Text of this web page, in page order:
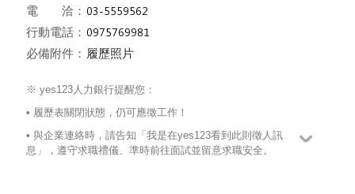
電 洽：
行動電話：
必備附件： 履歷照片
※ yes123人力銀行提醒您：
• 履歷表關閉狀態，仍可應徵工作！
• 與企業連絡時，請告知「我是在yes123看到此則徵人訊
息」，遵守求職禮儀、準時前往面試並留意求職安全。